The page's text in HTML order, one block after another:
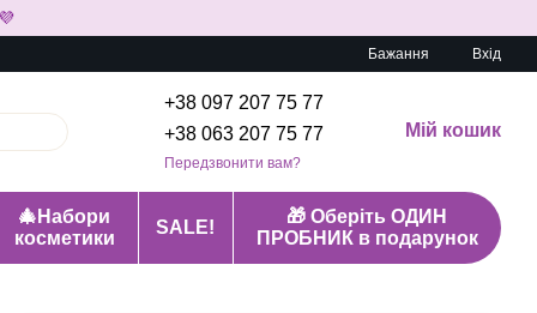
Бажання Вхід
+38 097 207 75 77
+38 063 207 75 77
Передзвонити вам?
Мій кошик
🎄Набори
косметики
SALE!
🎁 Оберіть ОДИН
ПРОБНИК в подарунок